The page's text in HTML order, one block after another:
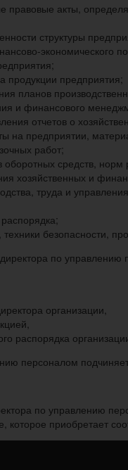
правовые акты,
структуры
экономического
продукции предприятия;
планов
и финансового
отчетов о
на предприятии,
работ;
оборотных средств,
хозяйственных и
труда и
безопасности,
по управлению
организации,
распорядка
персоналом
по управлению
которое приобретает